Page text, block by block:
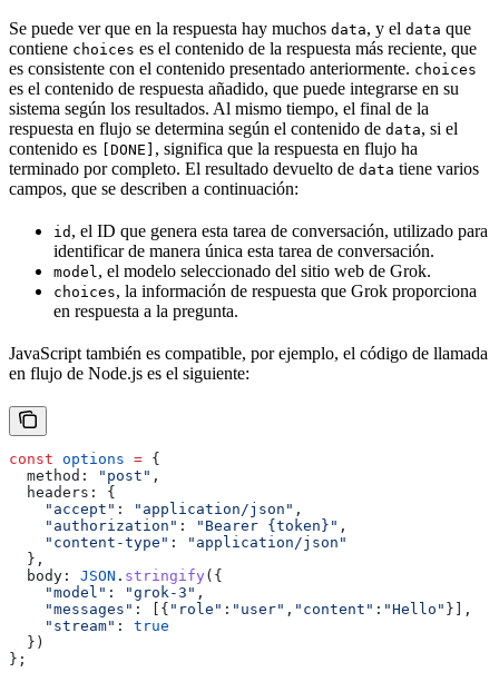
Se puede ver que en la respuesta hay muchos data, y el data que
contiene choices es el contenido de la respuesta más reciente, que
es consistente con el contenido presentado anteriormente. choices
es el contenido de respuesta añadido, que puede integrarse en su
sistema según los resultados. Al mismo tiempo, el final de la
respuesta en flujo se determina según el contenido de data, si el
contenido es [DONE] , significa que la respuesta en flujo ha
terminado por completo. El resultado devuelto de data tiene varios
campos, que se describen a continuación:
id , el ID que genera esta tarea de conversación, utilizado para
identificar de manera única esta tarea de conversación.
model , el modelo seleccionado del sitio web de Grok.
choices, la información de respuesta que Grok proporciona
en respuesta a la pregunta.
JavaScript también es compatible, por ejemplo, el código de llamada
en flujo de Node.js es el siguiente:
const options = {
  method:
"post" ,
  headers:
{
    "accept"
: "application/json" ,
    "authorization"
: "Bearer {token}" ,
    "content-type"
:
"application/json"
  },
  body:
JSON . stringify ({
    "model"
: "grok-3" ,
    "messages"
: [{ "role" : "user" , "content" : "Hello" }],
    "stream"
:
true
  })
};